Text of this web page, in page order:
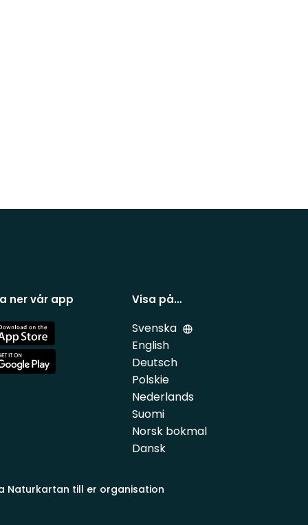
ner vår app Visa på…
Svenska
English
Deutsch
Polskie
Nederlands
Suomi
Norsk bokmal
Dansk
Naturkartan till er organisation